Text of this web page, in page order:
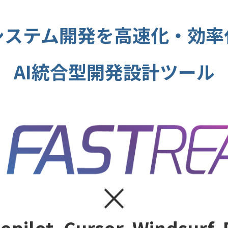
テム開発を高速化・効
AI統合型開発設計ツール
×